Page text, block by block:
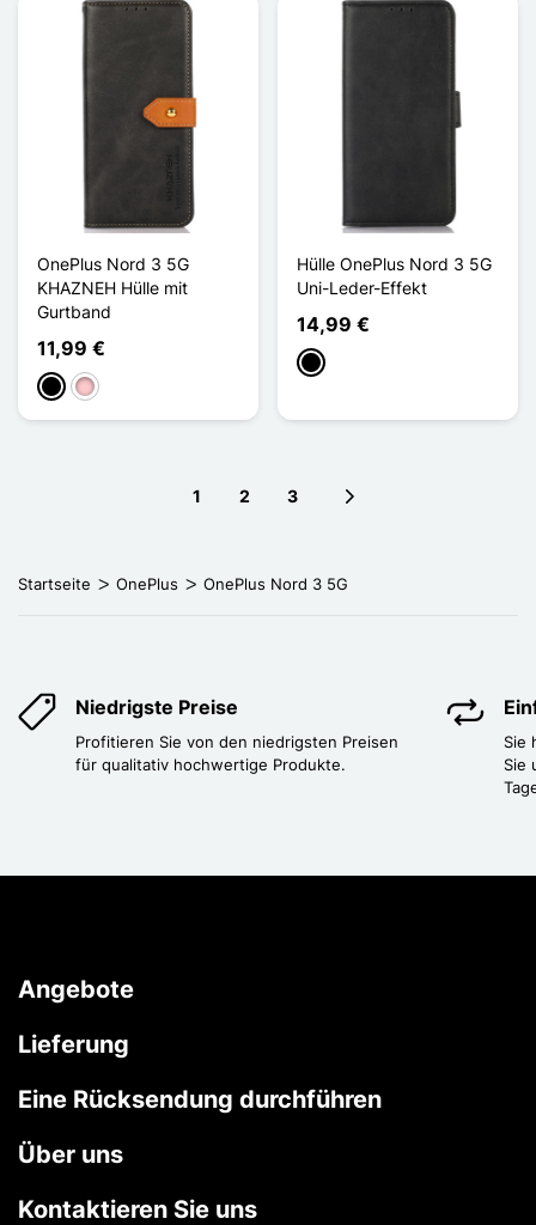
OnePlus Nord 3 5G
KHAZNEH Hülle mit
Gurtband
11,99 €
Schwarz
Pink
Hülle OnePlus Nord 3 5G
Uni-Leder-Effekt
14,99 €
Schwarz
1 2 3
Startseite OnePlus OnePlus Nord 3 5G
Niedrigste Preise
Profitieren Sie von den niedrigsten Preisen
für qualitativ hochwertige Produkte.
Sie
Sie
Angebote
Lieferung
Eine Rücksendung durchführen
Über uns
Kontaktieren Sie uns